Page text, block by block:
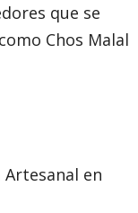
que se
Chos Malal
Artesanal en